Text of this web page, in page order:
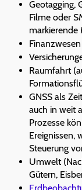
Geotagging,
Filme oder
markierende
Raumfahrt
GNSS als
auch in weit
Prozesse
Ereignissen,
Steuerung
Umwelt
Gütern,